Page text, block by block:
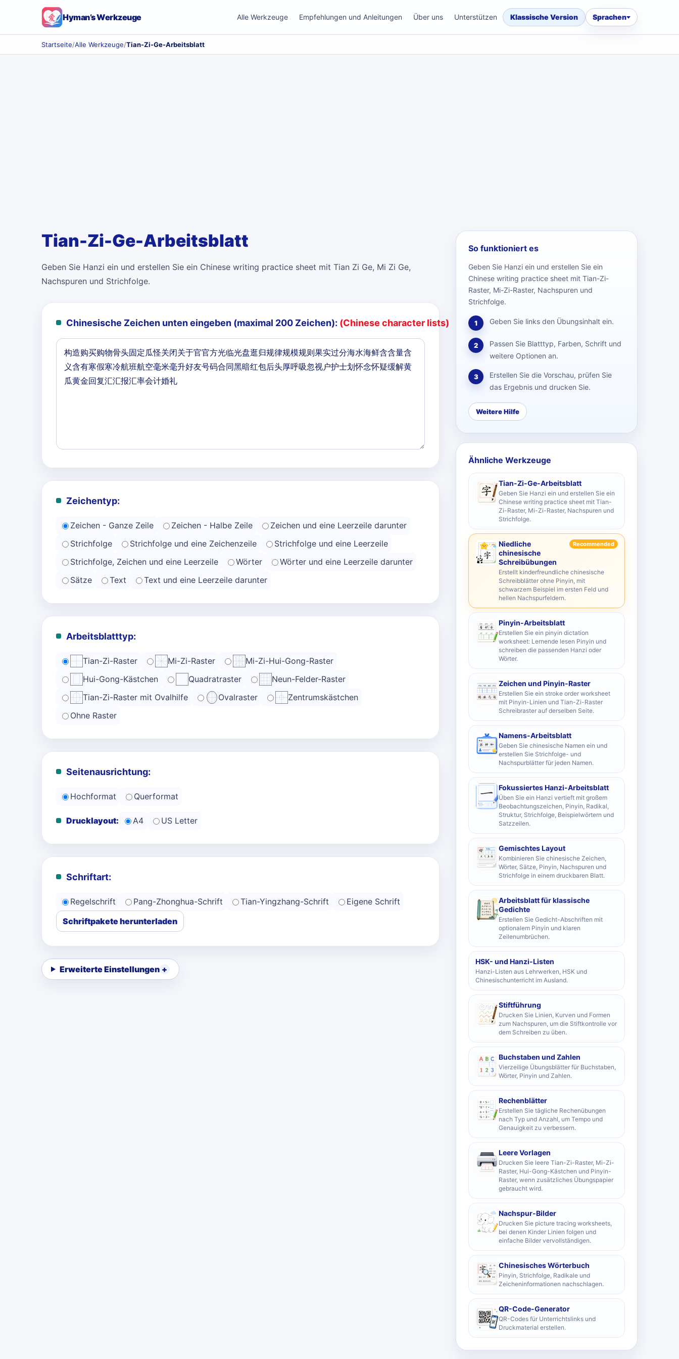
Hyman’s Werkzeuge Alle Werkzeuge Empfehlungen und Anleitungen Über uns Unterstützen Klassische Version Sprachen
Startseite/Alle Werkzeuge/Tian-Zi-Ge-Arbeitsblatt
Tian-Zi-Ge-Arbeitsblatt
Geben Sie Hanzi ein und erstellen Sie ein Chinese writing practice sheet mit Tian Zi Ge, Mi Zi Ge,
Nachspuren und Strichfolge.
Chinesische Zeichen unten eingeben (maximal 200 Zeichen): (Chinese character lists)
Zeichentyp:
Zeichen - Ganze Zeile Zeichen - Halbe Zeile
Zeichen und eine Leerzeile darunter
Strichfolge
Strichfolge und eine Zeichenzeile
Strichfolge und eine Leerzeile
Strichfolge, Zeichen und eine Leerzeile
Wörter
Wörter und eine Leerzeile darunter
Sätze
Text Text und eine Leerzeile darunter
Arbeitsblatttyp:
Tian-Zi-Raster Mi-Zi-Raster
Mi-Zi-Hui-Gong-Raster
Hui-Gong-Kästchen
Quadratraster
Neun-Felder-Raster
Tian-Zi-Raster mit Ovalhilfe
Ovalraster
Zentrumskästchen
Ohne Raster
Seitenausrichtung:
Hochformat Querformat
Drucklayout: A4 US Letter
Schriftart:
Regelschrift Pang-Zhonghua-Schrift Tian-Yingzhang-Schrift
Eigene Schrift
Schriftpakete herunterladen
Erweiterte Einstellungen
So funktioniert es
Geben Sie Hanzi ein und erstellen Sie ein
Chinese writing practice sheet mit Tian-Zi-
Raster, Mi-Zi-Raster, Nachspuren und
Strichfolge.
1 Geben Sie links den Übungsinhalt ein.
2
Passen Sie Blatttyp, Farben, Schrift und
weitere Optionen an.
3
Erstellen Sie die Vorschau, prüfen Sie
das Ergebnis und drucken Sie.
Weitere Hilfe
Ähnliche Werkzeuge
Tian-Zi-Ge-Arbeitsblatt
Geben Sie Hanzi ein und erstellen Sie ein
Chinese writing practice sheet mit Tian-
Zi-Raster, Mi-Zi-Raster, Nachspuren und
Strichfolge.
Niedliche
chinesische
Schreibübungen
Recommended
Erstellt kinderfreundliche chinesische
Schreibblätter ohne Pinyin, mit
schwarzem Beispiel im ersten Feld und
hellen Nachspurfeldern.
Pinyin-Arbeitsblatt
Erstellen Sie ein pinyin dictation
worksheet: Lernende lesen Pinyin und
schreiben die passenden Hanzi oder
Wörter.
Zeichen und Pinyin-Raster
Erstellen Sie ein stroke order worksheet
mit Pinyin-Linien und Tian-Zi-Raster
Schreibraster auf derselben Seite.
Namens-Arbeitsblatt
Geben Sie chinesische Namen ein und
erstellen Sie Strichfolge- und
Nachspurblätter für jeden Namen.
Fokussiertes Hanzi-Arbeitsblatt
Üben Sie ein Hanzi vertieft mit großem
Beobachtungszeichen, Pinyin, Radikal,
Struktur, Strichfolge, Beispielwörtern und
Satzzeilen.
Gemischtes Layout
Kombinieren Sie chinesische Zeichen,
Wörter, Sätze, Pinyin, Nachspuren und
Strichfolge in einem druckbaren Blatt.
Arbeitsblatt für klassische
Gedichte
Erstellen Sie Gedicht-Abschriften mit
optionalem Pinyin und klaren
Zeilenumbrüchen.
HSK- und Hanzi-Listen
Hanzi-Listen aus Lehrwerken, HSK und
Chinesischunterricht im Ausland.
Stiftführung
Drucken Sie Linien, Kurven und Formen
zum Nachspuren, um die Stiftkontrolle vor
dem Schreiben zu üben.
Buchstaben und Zahlen
Vierzeilige Übungsblätter für Buchstaben,
Wörter, Pinyin und Zahlen.
Rechenblätter
Erstellen Sie tägliche Rechenübungen
nach Typ und Anzahl, um Tempo und
Genauigkeit zu verbessern.
Leere Vorlagen
Drucken Sie leere Tian-Zi-Raster, Mi-Zi-
Raster, Hui-Gong-Kästchen und Pinyin-
Raster, wenn zusätzliches Übungspapier
gebraucht wird.
Nachspur-Bilder
Drucken Sie picture tracing worksheets,
bei denen Kinder Linien folgen und
einfache Bilder vervollständigen.
Chinesisches Wörterbuch
Pinyin, Strichfolge, Radikale und
Zeicheninformationen nachschlagen.
QR-Code-Generator
QR-Codes für Unterrichtslinks und
Druckmaterial erstellen.